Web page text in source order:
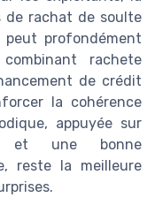
de rachat de soulte
profondément
rachete
de crédit
la cohérence
appuyée sur
et une bonne
reste la meilleure